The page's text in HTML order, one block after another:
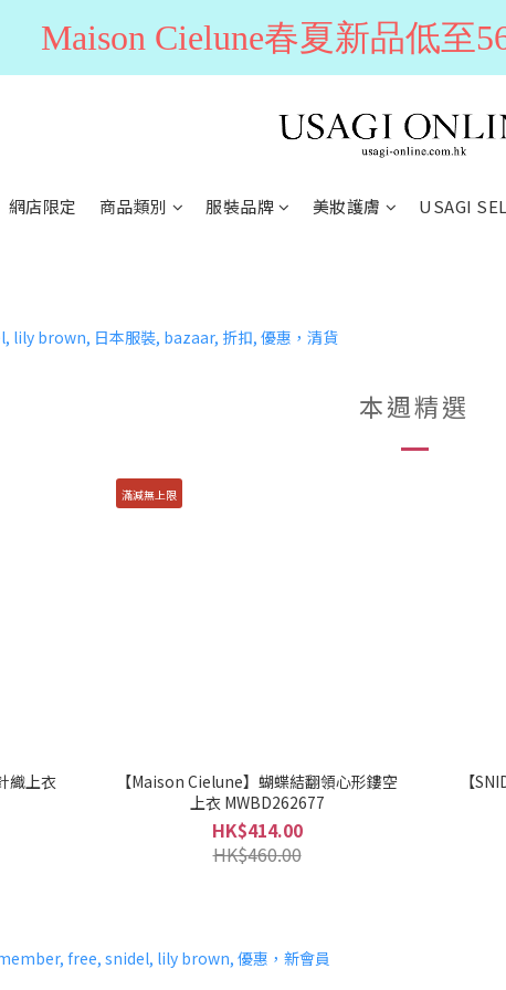
網店限定 商品類別 服裝品牌 美妝護膚 USAGI
本週精選
織上衣
滿減無上限
【Maison Cielune】蝴蝶結翻領心形鏤空
上衣 MWBD262677
HK$414.00
HK$460.00
【
Maison Cielune春夏新品低至